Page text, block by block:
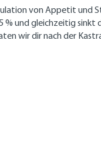
von Appetit
und gleichzeitig
wir dir nach der